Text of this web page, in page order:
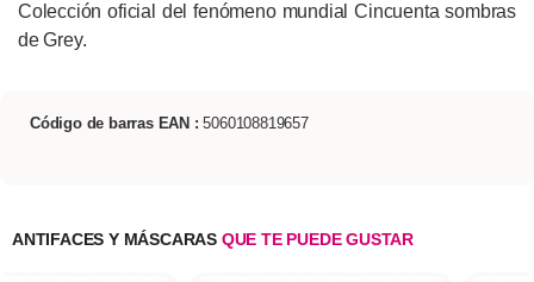
Colección oficial del fenómeno mundial Cincuenta sombras
de Grey.
Código de barras EAN : 5060108819657
ANTIFACES Y MÁSCARAS QUE TE PUEDE GUSTAR